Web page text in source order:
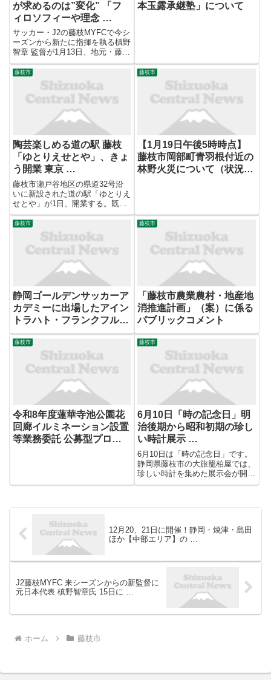
が求めるのは”変化” 「フ
ィロソフィーや理念 …
サッカー・J2の藤枝MYFCで今シ
ーズンから新たに指揮を執る槙野
智章 監督が1月13日、地元・藤枝
市にある神社で必勝を祈願しまし
た。 選手たちを勢いよく出迎え
たJ2・藤枝MYFCの槙野智章 監
督。 13日朝、本拠地を置く藤枝
市の飽波神社で必...
本玉露承継塾」について
藤枝市
陶芸楽しめる道の駅 藤枝
「ゆとりえせとや」、きょ
う開業 東京 …
藤枝市瀬戸谷地区の県道32号沿
いに新設された道の駅「ゆとりえ
せとや」が1日、開業する。既存
の公設民営温浴施設「瀬戸谷温泉
ゆらく」を含む約1万5900平方メ
ートルに、陶芸センターや農産物
直売所・カフェを整備した。【藤
倉聡子】 ...
藤枝市
【1月19日午後5時時点】
藤枝市岡部町青羽根付近の
林野火災について（状況報
藤枝市
静岡ゴールデンサッカーア
カデミーに出場したアイン
トラハト・フランクフルト
（U-15）選手のサイン色紙
を3名様にプレゼント
藤枝市
「藤枝市農業農村・地産地
消推進計画」（案）に係る
パブリックコメント
藤枝市
令和8年度蓮華寺池公園花
回廊イルミネーション設置
等業務委託 公募型プロポ
藤枝市
6月10日「時の記念日」明
治後期から昭和初期の珍し
い時計展示 …
6月10日は「時の記念日」です。
静岡県藤枝市の大旅籠柏屋では、
珍しい時計を集めた展示会が開か
れています。 【写真を見る】6月
12月20、21日に開催！静岡・焼津・島田
ほか【中部エリア】の …
J2藤枝MYFC 来シーズンからの新監督に
元日本代表 槙野智章氏 15日に …
ホーム 藤枝市